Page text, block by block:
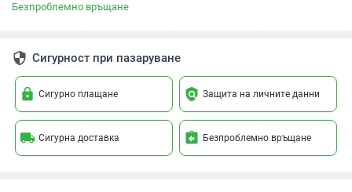
Безпроблемно връщане
security Сигурност при пазаруване
lock Сигурно плащане policy Защита на личните данни
local_shipping Сигурна доставка assignment_return Безпроблемно връщане